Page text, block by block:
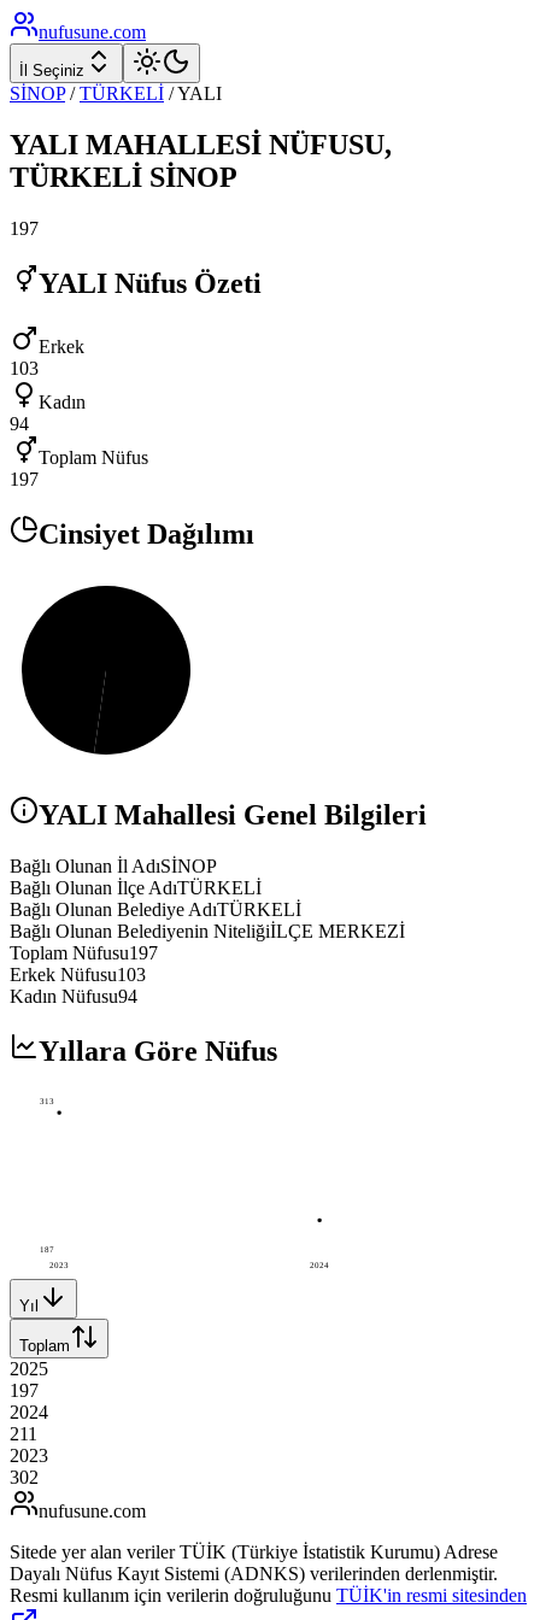
nufusune.com
İl Seçiniz
SİNOP / TÜRKELİ /YALI
YALI MAHALLESİ NÜFUSU,
TÜRKELİ SİNOP
197
YALI Nüfus Özeti
Erkek
103
Kadın
94
Toplam Nüfus
197
Cinsiyet Dağılımı
YALI Mahallesi Genel Bilgileri
Bağlı Olunan İl AdıSİNOP
Bağlı Olunan İlçe AdıTÜRKELİ
Bağlı Olunan Belediye AdıTÜRKELİ
Bağlı Olunan Belediyenin NiteliğiİLÇE MERKEZİ
Toplam Nüfusu197
Erkek Nüfusu103
Kadın Nüfusu94
Yıllara Göre Nüfus
2023 2024
313
187
Yıl
Toplam
2025
197
2024
211
2023
302
nufusune.com
Sitede yer alan veriler TÜİK (Türkiye İstatistik Kurumu) Adrese
Dayalı Nüfus Kayıt Sistemi (ADNKS) verilerinden derlenmiştir.
Resmi kullanım için verilerin doğruluğunu TÜİK'in resmi sitesinden